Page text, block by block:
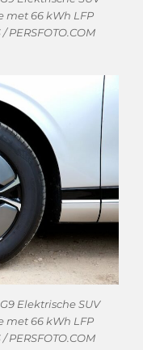
met 66 kWh LFP
PERSFOTO.COM
Elektrische SUV
met 66 kWh LFP
PERSFOTO.COM